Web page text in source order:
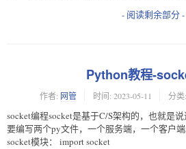
- 阅读剩余部分 -
Python教程-
作者: 网管 时间: 2023-05-11 分类:
socket编程socket是基于C/S架构的，也就是
要编写两个py文件，一个服务端，一个客户
socket模块： import socket